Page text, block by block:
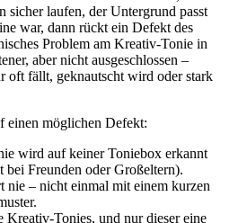
sicher laufen, der Untergrund passt
war, dann rückt ein Defekt des
Problem am Kreativ-Tonie in
aber nicht ausgeschlossen –
oft fällt, geknautscht wird oder stark
einen möglichen Defekt:
wird auf keiner Toniebox erkannt
bei Freunden oder Großeltern).
nie – nicht einmal mit einem kurzen
Kreativ-Tonies, und nur dieser eine